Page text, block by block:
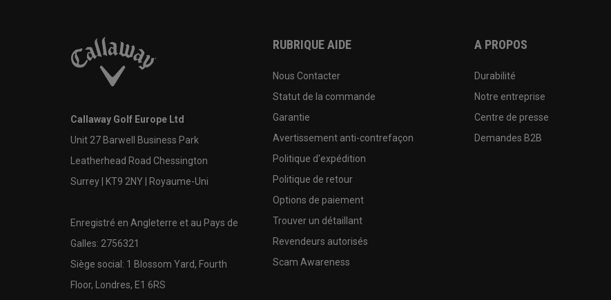
Callaway Golf Europe Ltd
Unit 27 Barwell Business Park
Leatherhead Road Chessington
Surrey | KT9 2NY | Royaume-Uni
Enregistré en Angleterre et au Pays de
Galles: 2756321
Siège social: 1 Blossom Yard, Fourth
Floor, Londres, E1 6RS
RUBRIQUE AIDE
Nous Contacter
Statut de la commande
Garantie
Avertissement anti-contrefaçon
Politique d'expédition
Politique de retour
Options de paiement
Trouver un détaillant
Revendeurs autorisés
Scam Awareness
A PROPOS
Durabilité
Notre entreprise
Centre de presse
Demandes B2B